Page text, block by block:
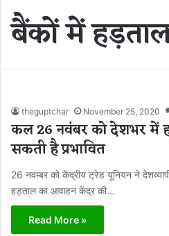
बैंकों में
theguptchar November 25, 2020
कल 26 नवंबर को देशभर में
सकती है प्रभावित
26 नवम्बर को केंद्रीय ट्रेड यूनियन ने
हड़ताल का आवाहन केंद्र की…
Read More »